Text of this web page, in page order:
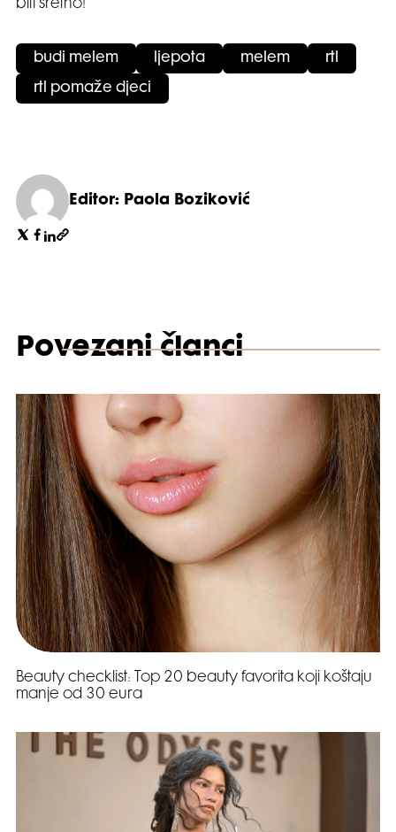
biti sretno!
budi melem ljepota melem rtl
rtl pomaže djeci
Editor: Paola Boziković
Povezani članci
Beauty checklist: Top 20 beauty favorita koji koštaju
manje od 30 eura